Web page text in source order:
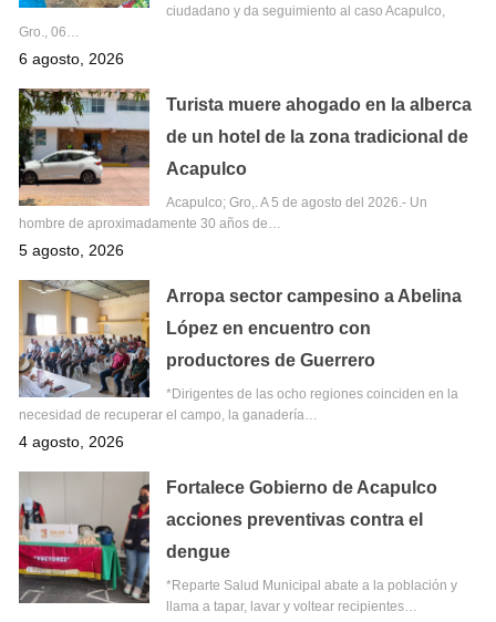
ciudadano y da seguimiento al caso Acapulco,
Gro., 06…
6 agosto, 2026
Turista muere ahogado en la alberca
de un hotel de la zona tradicional de
Acapulco
Acapulco; Gro,. A 5 de agosto del 2026.- Un
hombre de aproximadamente 30 años de…
5 agosto, 2026
Arropa sector campesino a Abelina
López en encuentro con
productores de Guerrero
*Dirigentes de las ocho regiones coinciden en la
necesidad de recuperar el campo, la ganadería…
4 agosto, 2026
Fortalece Gobierno de Acapulco
acciones preventivas contra el
dengue
*Reparte Salud Municipal abate a la población y
llama a tapar, lavar y voltear recipientes…